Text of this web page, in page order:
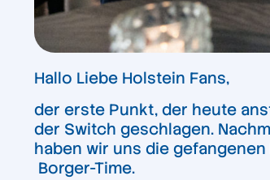
Hallo Liebe Holstein Fans,
der erste Punkt, der heute
der Switch geschlagen.
haben wir uns die
Borger-Time.